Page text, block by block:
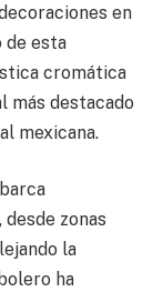
en
de esta
cromática
más destacado
mexicana.
zonas
la
ha